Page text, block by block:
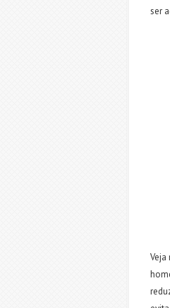
ser